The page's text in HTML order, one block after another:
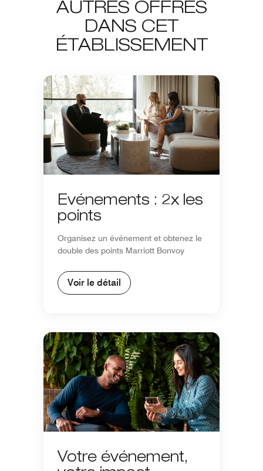
AUTRES OFFRES
DANS CET
ÉTABLISSEMENT
Événements : 2x les
points
Organisez un événement et obtenez le
double des points Marriott Bonvoy
Voir le détail
Votre événement,